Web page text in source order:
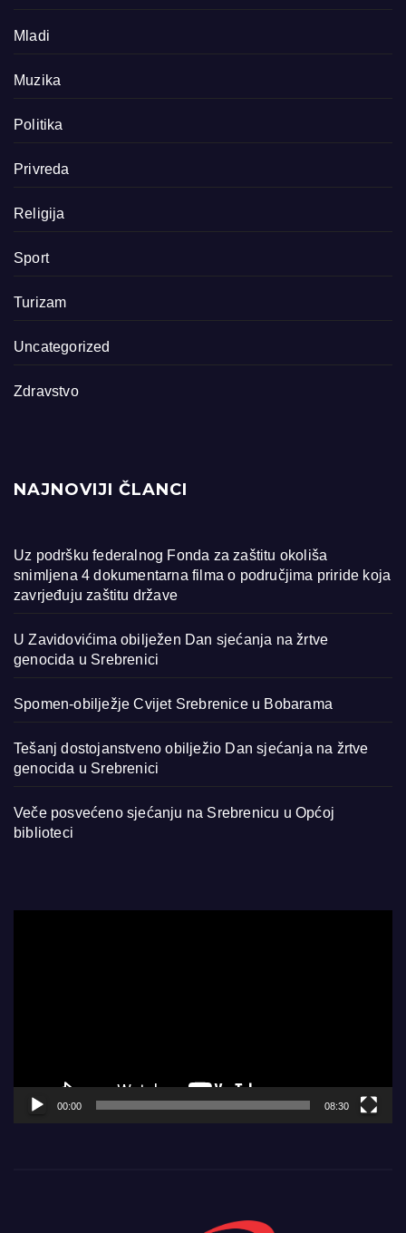
Mladi
Muzika
Politika
Privreda
Religija
Sport
Turizam
Uncategorized
Zdravstvo
NAJNOVIJI ČLANCI
Uz podršku federalnog Fonda za zaštitu okoliša
snimljena 4 dokumentarna filma o područjima priride koja
zavrjeđuju zaštitu države
U Zavidovićima obilježen Dan sjećanja na žrtve
genocida u Srebrenici
Spomen-obilježje Cvijet Srebrenice u Bobarama
Tešanj dostojanstveno obilježio Dan sjećanja na žrtve
genocida u Srebrenici
Veče posvećeno sjećanju na Srebrenicu u Općoj
biblioteci
00:00 08:30